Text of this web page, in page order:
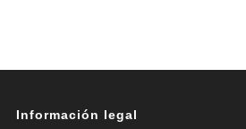
Información legal